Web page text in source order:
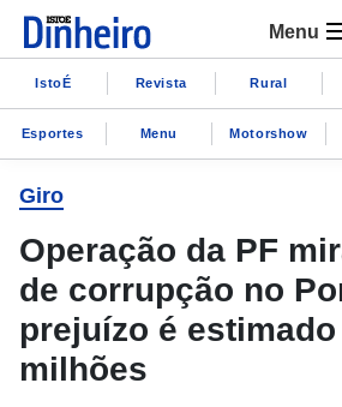
Menu
IstoÉ Revista Rural
Esportes Menu Motorshow
Giro
Operação da PF
de corrupção no
prejuízo é estimado
milhões